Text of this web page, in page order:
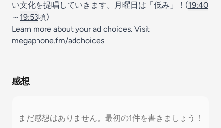
い文化を提唱していきます。月曜日は「低み」！(19:40
～ 19:53頃)
Learn more about your ad choices. Visit
megaphone.fm/adchoices
感想
まだ感想はありません。最初の1件を書きましょう！